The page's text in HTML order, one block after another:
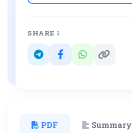
SHARE ៖
PDF Summary